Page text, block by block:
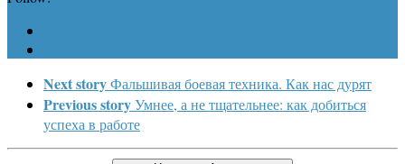
Next storyФальшивая боевая техника. Как нас дурят
Previous storyУмнее, а не тщательнее: как добиться
успеха в работе